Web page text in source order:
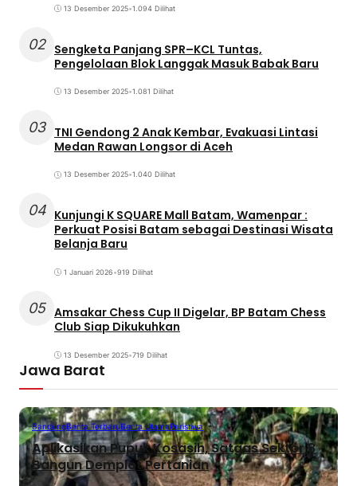
13 Desember 2025•1.094 Dilihat
02 Sengketa Panjang SPR–KCL Tuntas,
Pengelolaan Blok Langgak Masuk Babak Baru
13 Desember 2025•1.081 Dilihat
03 TNI Gendong 2 Anak Kembar, Evakuasi Lintasi
Medan Rawan Longsor di Aceh
13 Desember 2025•1.040 Dilihat
04 Kunjungi K SQUARE Mall Batam, Wamenpar :
Perkuat Posisi Batam sebagai Destinasi Wisata
Belanja Baru
1 Januari 2026•919 Dilihat
05 Amsakar Chess Cup II Digelar, BP Batam Chess
Club Siap Dikukuhkan
13 Desember 2025•719 Dilihat
Jawa Barat
BandungBerita TerbaruBerita UtamaPeristiwa
Aplikasikan Pupuk Kosasih, Satgas Sektor 8
Bangun Demplot Pertanian